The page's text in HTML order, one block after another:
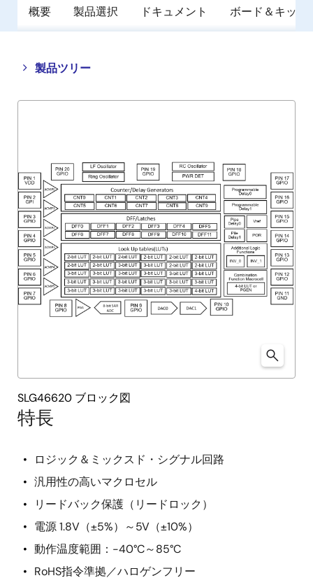
概要 製品選択 ドキュメント ボード＆キット
製品ツリー
Close
tree
Open
tree
特長
ロジック＆ミックスド・シグナル回路
汎用性の高いマクロセル
リードバック保護（リードロック）
電源 1.8V（±5%）～5V（±10%）
動作温度範囲：-40°C～85°C
RoHS指令準拠／ハロゲンフリー
SLG46620 ブロック図